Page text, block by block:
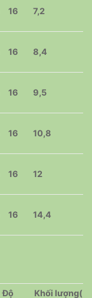
16 7,2
16 8,4
16 9,5
16 10,8
16 12
16 14,4
Độ
Khối lượng(